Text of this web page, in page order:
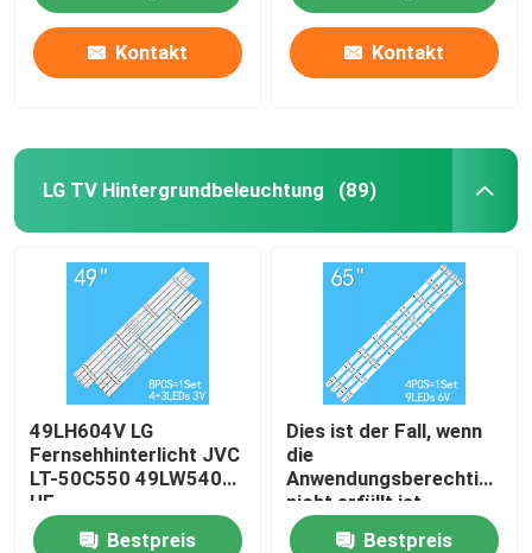
Kontakt Kontakt
LG TV Hintergrundbeleuchtung (89)
49LH604V LG
Fernsehhinterlicht JVC
LT-50C550 49LW540S-
UF
SSC_AG79100101_A
Bestpreis
Dies ist der Fall, wenn
die
Anwendungsberechtigung
nicht erfüllt ist.
Bestpreis